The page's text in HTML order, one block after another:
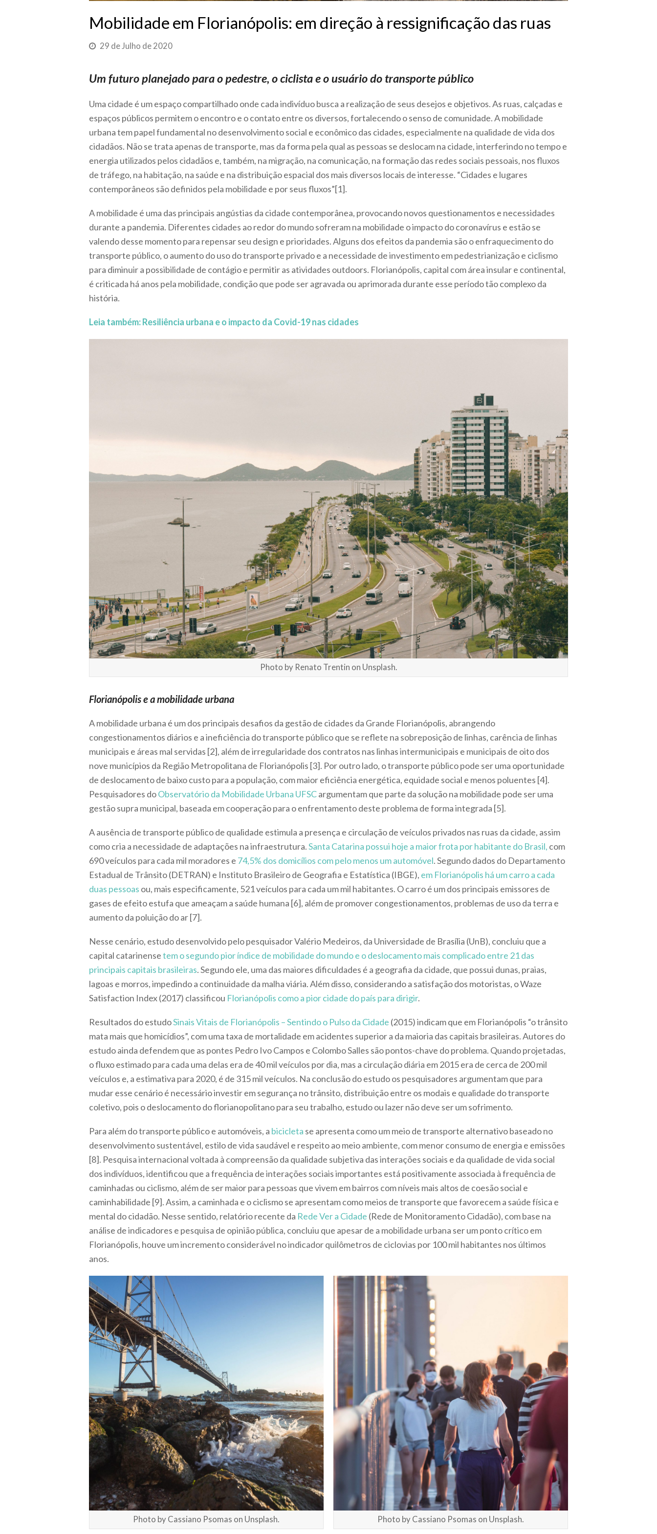
Mobilidade em Florianópolis: em direção à ressignificação das ruas
29 de Julho de 2020
Um futuro planejado para o pedestre, o ciclista e o usuário do transporte público
Uma cidade é um espaço compartilhado onde cada indivíduo busca a realização de seus desejos e objetivos. As ruas, calçadas e
espaços públicos permitem o encontro e o contato entre os diversos, fortalecendo o senso de comunidade. A mobilidade
urbana tem papel fundamental no desenvolvimento social e econômico das cidades, especialmente na qualidade de vida dos
cidadãos. Não se trata apenas de transporte, mas da forma pela qual as pessoas se deslocam na cidade, interferindo no tempo e
energia utilizados pelos cidadãos e, também, na migração, na comunicação, na formação das redes sociais pessoais, nos fluxos
de tráfego, na habitação, na saúde e na distribuição espacial dos mais diversos locais de interesse. “Cidades e lugares
contemporâneos são definidos pela mobilidade e por seus fluxos”[1].
A mobilidade é uma das principais angústias da cidade contemporânea, provocando novos questionamentos e necessidades
durante a pandemia. Diferentes cidades ao redor do mundo sofreram na mobilidade o impacto do coronavírus e estão se
valendo desse momento para repensar seu design e prioridades. Alguns dos efeitos da pandemia são o enfraquecimento do
transporte público, o aumento do uso do transporte privado e a necessidade de investimento em pedestrianização e ciclismo
para diminuir a possibilidade de contágio e permitir as atividades outdoors. Florianópolis, capital com área insular e continental,
é criticada há anos pela mobilidade, condição que pode ser agravada ou aprimorada durante esse período tão complexo da
história.
Leia também: Resiliência urbana e o impacto da Covid-19 nas cidades
Photo by Renato Trentin on Unsplash.
Florianópolis e a mobilidade urbana
A mobilidade urbana é um dos principais desafios da gestão de cidades da Grande Florianópolis, abrangendo
congestionamentos diários e a ineficiência do transporte público que se reflete na sobreposição de linhas, carência de linhas
municipais e áreas mal servidas [2], além de irregularidade dos contratos nas linhas intermunicipais e municipais de oito dos
nove municípios da Região Metropolitana de Florianópolis [3]. Por outro lado, o transporte público pode ser uma oportunidade
de deslocamento de baixo custo para a população, com maior eficiência energética, equidade social e menos poluentes [4].
Pesquisadores doObservatório da Mobilidade Urbana UFSCargumentam que parte da solução na mobilidade pode ser uma
gestão supra municipal, baseada em cooperação para o enfrentamento deste problema de forma integrada [5].
A ausência de transporte público de qualidade estimula a presença e circulação de veículos privados nas ruas da cidade, assim
como cria a necessidade de adaptações na infraestrutura.Santa Catarina possui hoje a maior frota por habitante do Brasil, com
690 veículos para cada mil moradores e 74,5% dos domicílios com pelo menos um automóvel. Segundo dados do Departamento
Estadual de Trânsito (DETRAN) e Instituto Brasileiro de Geografia e Estatística (IBGE), em Florianópolis há um carro a cada
duas pessoas ou, mais especificamente, 521 veículos para cada um mil habitantes. O carro é um dos principais emissores de
gases de efeito estufa que ameaçam a saúde humana [6], além de promover congestionamentos, problemas de uso da terra e
aumento da poluição do ar [7].
Nesse cenário, estudo desenvolvido pelo pesquisador Valério Medeiros, da Universidade de Brasília (UnB), concluiu que a
capital catarinensetem o segundo pior índice de mobilidade do mundo e o deslocamento mais complicado entre 21 das
principais capitais brasileiras. Segundo ele, uma das maiores dificuldades é a geografia da cidade, que possui dunas, praias,
lagoas e morros, impedindo a continuidade da malha viária. Além disso, considerando a satisfação dos motoristas, o Waze
Satisfaction Index (2017) classificou Florianópolis como a pior cidade do país para dirigir.
Resultados do estudoSinais Vitais de Florianópolis – Sentindo o Pulso da Cidade (2015) indicam que em Florianópolis “o trânsito
mata mais que homicídios”, com uma taxa de mortalidade em acidentes superior a da maioria das capitais brasileiras. Autores do
estudo ainda defendem que as pontes Pedro Ivo Campos e Colombo Salles são pontos-chave do problema. Quando projetadas,
o fluxo estimado para cada uma delas era de 40 mil veículos por dia, mas a circulação diária em 2015 era de cerca de 200 mil
veículos e, a estimativa para 2020, é de 315 mil veículos. Na conclusão do estudo os pesquisadores argumentam que para
mudar esse cenário é necessário investir em segurança no trânsito, distribuição entre os modais e qualidade do transporte
coletivo, pois o deslocamento do florianopolitano para seu trabalho, estudo ou lazer não deve ser um sofrimento.
Para além do transporte público e automóveis, a bicicleta se apresenta como um meio de transporte alternativo baseado no
desenvolvimento sustentável, estilo de vida saudável e respeito ao meio ambiente, com menor consumo de energia e emissões
[8]. Pesquisa internacional voltada à compreensão da qualidade subjetiva das interações sociais e da qualidade de vida social
dos indivíduos, identificou que a frequência de interações sociais importantes está positivamente associada à frequência de
caminhadas ou ciclismo, além de ser maior para pessoas que vivem em bairros com níveis mais altos de coesão social e
caminhabilidade [9]. Assim, a caminhada e o ciclismo se apresentam como meios de transporte que favorecem a saúde física e
mental do cidadão. Nesse sentido, relatório recente da Rede Ver a Cidade (Rede de Monitoramento Cidadão), com base na
análise de indicadores e pesquisa de opinião pública, concluiu que apesar de a mobilidade urbana ser um ponto crítico em
Florianópolis, houve um incremento considerável no indicador quilômetros de ciclovias por 100 mil habitantes nos últimos
anos.
Photo by Cassiano Psomas on Unsplash. Photo by Cassiano Psomas on Unsplash.